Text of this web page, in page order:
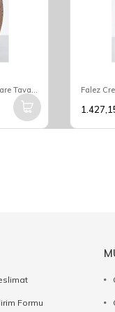
Falez Creamy Granıtec 28x28 Cm Kare Tava CRE 3013 Falez
Formu